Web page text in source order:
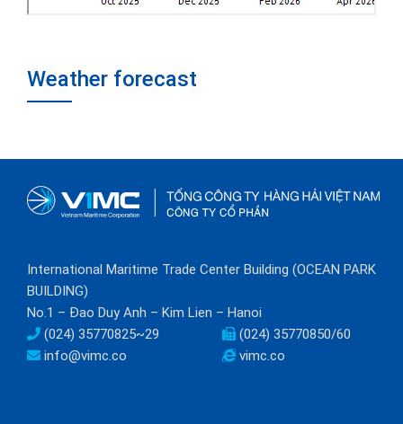
Weather forecast
International Maritime Trade Center Building (OCEAN PARK
BUILDING)
No.1 – Đao Duy Anh – Kim Lien – Hanoi
(024) 35770825~29
(024) 35770850/60
info@vimc.co
vimc.co